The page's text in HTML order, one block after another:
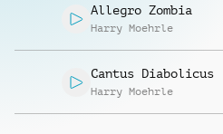
Allegro Zombia
Harry Moehrle
Cantus Diabolicus
Harry Moehrle